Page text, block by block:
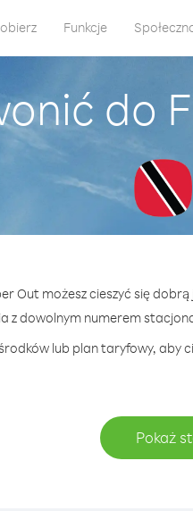
Funkcje
do
Out możesz cieszyć się
z dowolnym numerem
lub plan taryfowy, aby
Pokaż